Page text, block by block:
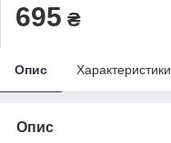
695 ₴
Опис Характеристики
Опис